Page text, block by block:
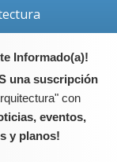
Informado(a)!
una suscripción
con
eventos,
y planos!